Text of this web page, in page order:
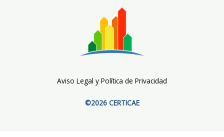
Aviso Legal y Política de Privacidad
©2026 CERTICAE